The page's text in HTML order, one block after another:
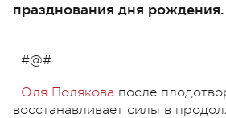
празднования дня рождения.
#@#
Оля Полякова после
восстанавливает силы в